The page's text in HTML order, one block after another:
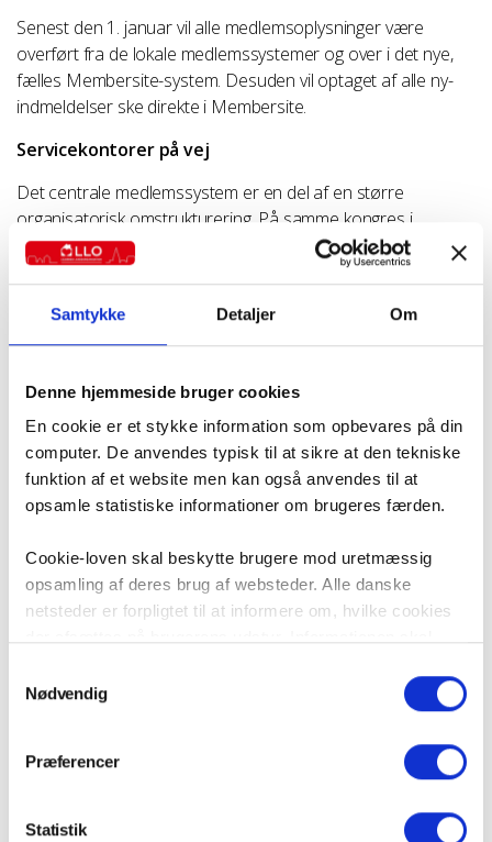
Samtykke Detaljer Om
Denne hjemmeside bruger cookies
En cookie er et stykke information som opbevares på din
computer. De anvendes typisk til at sikre at den tekniske
funktion af et website men kan også anvendes til at
opsamle statistiske informationer om brugeres færden.
Cookie-loven skal beskytte brugere mod uretmæssig
opsamling af deres brug af websteder. Alle danske
netsteder er forpligtet til at informere om, hvilke cookies
til information og samtykke ved lagring af og adgang til
oplysninger i slutbrugeres terminaludstyr”, som er en del
af et EU-direktiv om beskyttelse af privatlivets fred i
elektronisk kommunikation.
På vi-lejere.dk bruger vi cookies til at opsamle 100%
Nødvendig
Præferencer
Statistik
Senest den 1. januar vil alle medlemsoplysninger være
overført fra de lokale medlemssystemer og over i det nye,
fælles Membersite-system. Desuden vil optaget af alle ny-
indmeldelser ske direkte i Membersite.
Servicekontorer på vej
Det centrale medlemssystem er en del af en større
organisatorisk omstrukturering. På samme kongres i
oktober 2021 blev det også vedtaget, at der fra udgangen af
2023 skal være oprettet servicekontorer, centralt placeret
medlemsrådgivning og behandling af medlemssager og kan,
hvis det ønskes, drives i et samarbejde mellem flere
Alle artikler Nyheder Organisation
Thomas Villars Petersen
Se artikler af Thomas Villars Petersen